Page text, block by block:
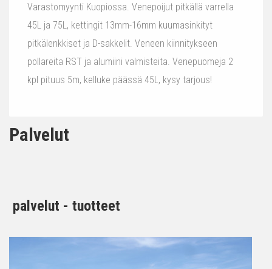
Varastomyynti Kuopiossa. Venepoijut pitkällä varrella
45L ja 75L, kettingit 13mm-16mm kuumasinkityt
pitkälenkkiset ja D-sakkelit. Veneen kiinnitykseen
pollareita RST ja alumiini valmisteita. Venepuomeja 2
kpl pituus 5m, kelluke päässä 45L, kysy tarjous!
Palvelut
palvelut - tuotteet